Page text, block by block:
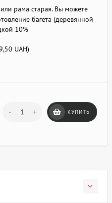
рама старая. Вы можете
багета (деревянной
10%
UAH)
- + КУПИТЬ